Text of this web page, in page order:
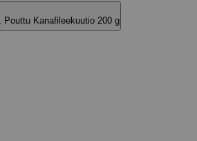
Pouttu Kanafileekuutio 200 g